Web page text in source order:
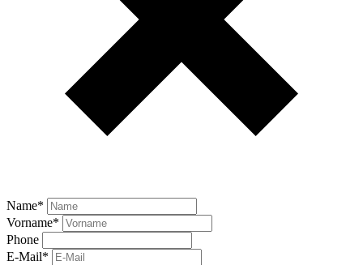
Name*
Vorname*
Phone
E-Mail*